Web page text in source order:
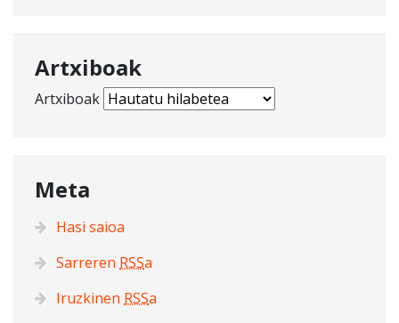
Artxiboak
Artxiboak
Meta
Hasi saioa
Sarreren RSSa
Iruzkinen RSSa